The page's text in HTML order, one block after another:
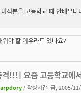
미적분을 고등학교 때 안배우다
워야 할 이유라도 있나요?
!!!] 요즘 고등학교에
/ 작성시간: 금, 2005/